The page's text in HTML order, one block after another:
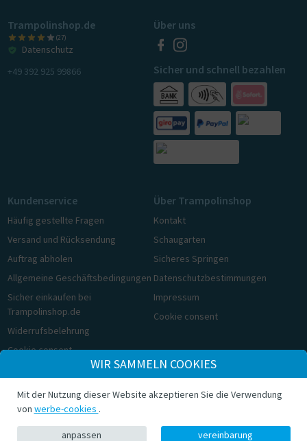
Trampolinshop.de
(27)
Datenschutz
+49 392 925 99866
Über uns
Sicher und schnell bezahlen
Kundenservice
Häufig gestellte Fragen
Versand und Rücksendung
Auftrag abholen
Allgemeine Geschäftsbedingungen
Sicher einkaufen bei
Trampolinshop.de
Widerrufsbelehrung
Cookie consent
Über Trampolinshop
Kontakt
Schaugarten
Sicheres Springen
Datenschutzbestimmungen
Impressum
Cookie consent
© Trampolinshop.de 2026
WIR SAMMELN COOKIES
Mit der Nutzung dieser Website akzeptieren Sie die Verwendung
von werbe-cookies .
anpassen vereinbarung